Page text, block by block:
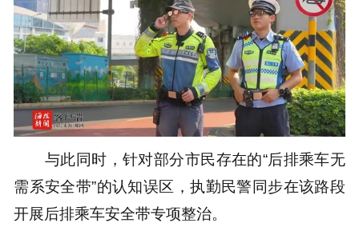
与此同时，针对部分市民存在的“后排乘车无
需系安全带”的认知误区，执勤民警同步在该路段
开展后排乘车安全带专项整治。